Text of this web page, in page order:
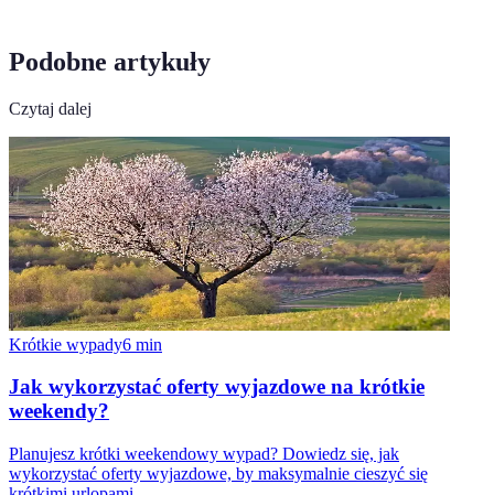
Podobne artykuły
Czytaj dalej
Krótkie wypady6 min
Jak wykorzystać oferty wyjazdowe na krótkie
weekendy?
Planujesz krótki weekendowy wypad? Dowiedz się, jak
wykorzystać oferty wyjazdowe, by maksymalnie cieszyć się